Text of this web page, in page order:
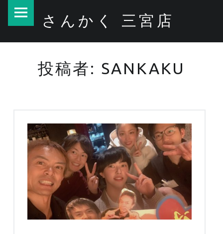
SANKAKU – さんかく 三宮店
さんかく 三宮店
投稿者: SANKAKU